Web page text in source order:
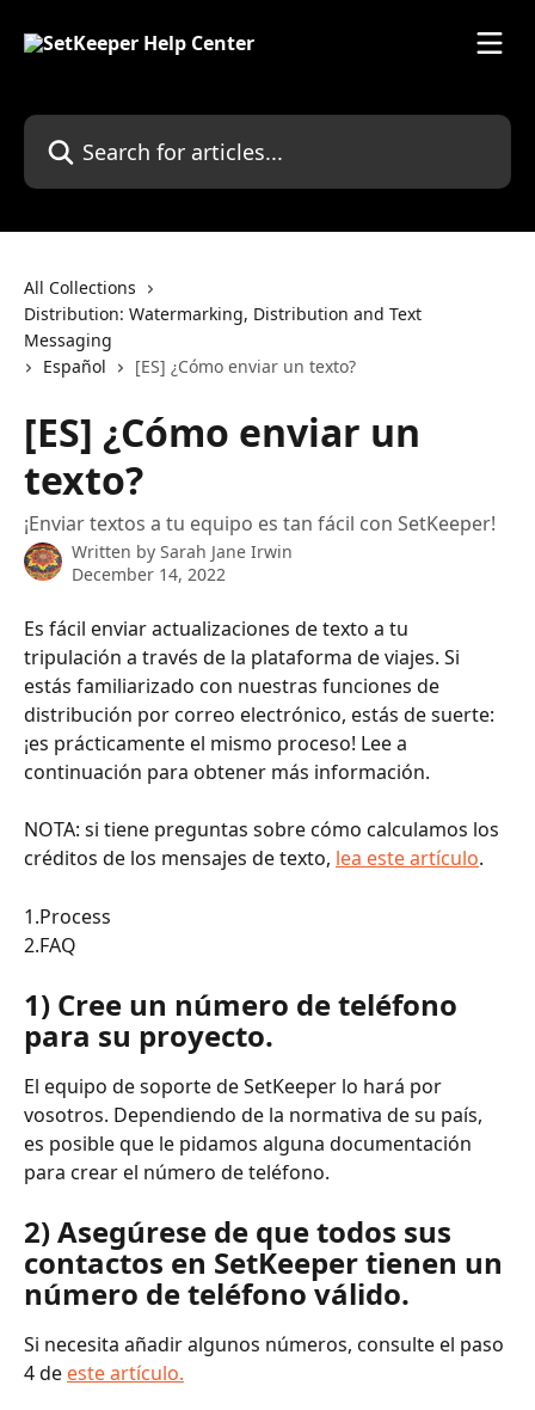
Search for articles...
All Collections
Distribution: Watermarking, Distribution and Text
Messaging
Español
[ES] ¿Cómo enviar un texto?
[ES] ¿Cómo enviar un
texto?
¡Enviar textos a tu equipo es tan fácil con SetKeeper!
Written by Sarah Jane Irwin
December 14, 2022
Es fácil enviar actualizaciones de texto a tu
tripulación a través de la plataforma de viajes. Si
estás familiarizado con nuestras funciones de
distribución por correo electrónico, estás de suerte:
¡es prácticamente el mismo proceso! Lee a
continuación para obtener más información.
NOTA: si tiene preguntas sobre cómo calculamos los
créditos de los mensajes de texto, lea este artículo.
1.Process
2.FAQ
1) Cree un número de teléfono
para su proyecto.
El equipo de soporte de SetKeeper lo hará por
vosotros. Dependiendo de la normativa de su país,
es posible que le pidamos alguna documentación
para crear el número de teléfono.
2) Asegúrese de que todos sus
contactos en SetKeeper tienen un
número de teléfono válido.
Si necesita añadir algunos números, consulte el paso
4 de este artículo.